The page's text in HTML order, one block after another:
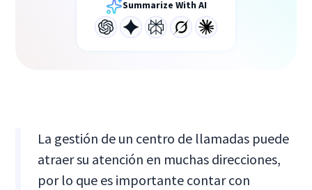
Summarize With AI
La gestión de un centro de llamadas puede
atraer su atención en muchas direcciones,
por lo que es importante contar con